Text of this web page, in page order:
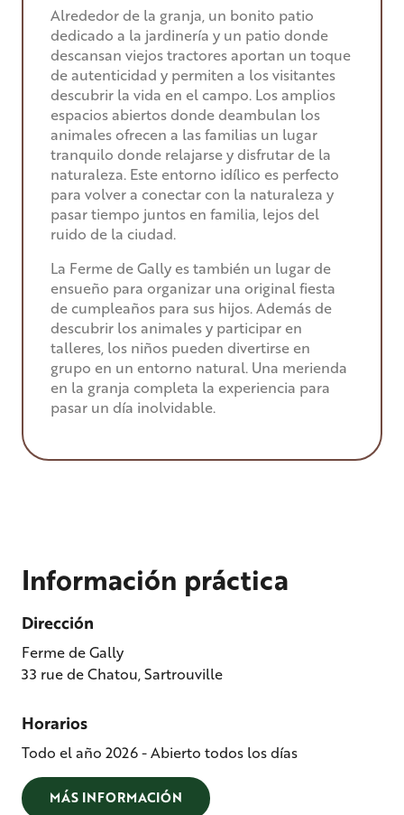
Alrededor de la granja, un bonito patio
dedicado a la jardinería y un patio donde
descansan viejos tractores aportan un toque
de autenticidad y permiten a los visitantes
descubrir la vida en el campo. Los amplios
espacios abiertos donde deambulan los
animales ofrecen a las familias un lugar
tranquilo donde relajarse y disfrutar de la
naturaleza. Este entorno idílico es perfecto
para volver a conectar con la naturaleza y
pasar tiempo juntos en familia, lejos del
ruido de la ciudad.
La Ferme de Gally es también un lugar de
ensueño para organizar una original fiesta
de cumpleaños para sus hijos. Además de
descubrir los animales y participar en
talleres, los niños pueden divertirse en
grupo en un entorno natural. Una merienda
en la granja completa la experiencia para
pasar un día inolvidable.
Información práctica
Dirección
Ferme de Gally
33 rue de Chatou, Sartrouville
Horarios
Todo el año 2026 - Abierto todos los días
MÁS INFORMACIÓN